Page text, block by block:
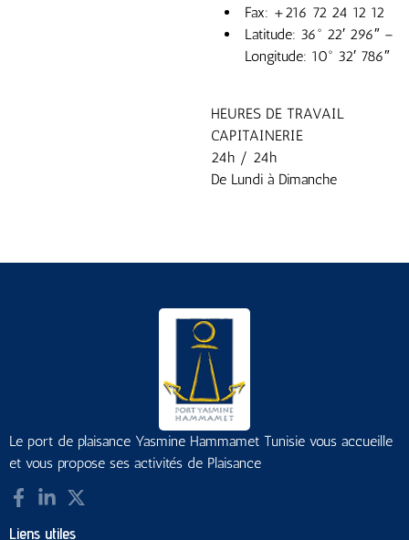
Fax: +216 72 24 12 12
Latitude: 36° 22′ 296″ –
Longitude: 10° 32′ 786″
HEURES DE TRAVAIL
CAPITAINERIE
24h / 24h
De Lundi à Dimanche
Le port de plaisance Yasmine Hammamet Tunisie vous accueille
et vous propose ses activités de Plaisance
Liens utiles